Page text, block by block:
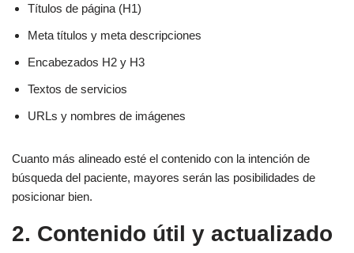
Títulos de página (H1)
Meta títulos y meta descripciones
Encabezados H2 y H3
Textos de servicios
URLs y nombres de imágenes
Cuanto más alineado esté el contenido con la intención de
búsqueda del paciente, mayores serán las posibilidades de
posicionar bien.
2. Contenido útil y actualizado